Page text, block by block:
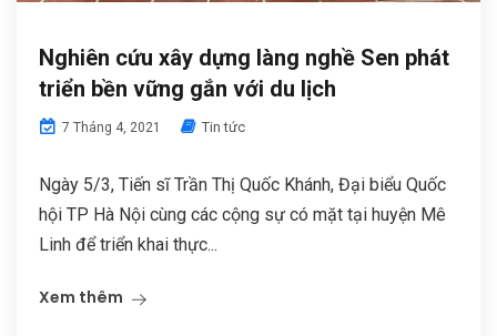
Nghiên cứu xây dựng làng nghề Sen phát
triển bền vững gắn với du lịch
7 Tháng 4, 2021 Tin tức
Ngày 5/3, Tiến sĩ Trần Thị Quốc Khánh, Đại biểu Quốc
hội TP Hà Nội cùng các cộng sự có mặt tại huyện Mê
Linh để triển khai thực...
Xem thêm